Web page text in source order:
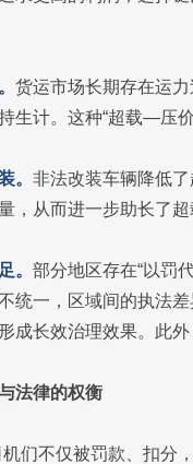
货运市场长期存在运
生计。这种“超载—压
。 非法改装车辆降低
，从而进一步助长了
。 部分地区存在“以罚
统一，区域间的执法
成长效治理效果。此
法律的权衡
机们不仅被罚款、扣分